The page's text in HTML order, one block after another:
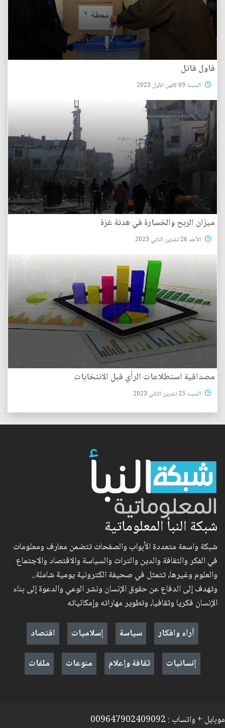
فاول قاتل
السبت 09 كانون الأول 2023
ميزان الربح والخسارة في هدنة غزة
الأحد 26 تشرين الثاني 2023
مصداقية استطلاعات الرأي قبل الانتخابات
السبت 25 تشرين الثاني 2023
شبكة النبأ المعلوماتية
شبكة واسعة متعددة الأبواب والصفحات تتضمن معارف ومعلومات
في الفكر والثقافة والدين والتراث والسياسة والاقتصاد والاجتماع
والعلوم وغيرها، تتمثل في صحيفة الكترونية يومية شاملة..
وتهدف إلى الدفاع عن حقوق الإنسان ونشر الوعي والدعوة إلى بناء
الإنسان فكريا وثقافيا، وتطوير مهاراته وإمكانياته
آراء وافكار
سياسة إسلاميات
اقتصاد
إنسانيات
ثقافة وإعلام منوعات ملفات
موبايل + واتساب : 009647902409092